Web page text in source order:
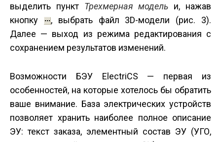
выделить пункт Трехмерная модель и, нажав
кнопку
, выбрать файл 3D-модели (рис. 3).
Далее — выход из режима редактирования с
сохранением результатов изменений.
Возможности БЭУ ElectriCS — первая из
особенностей, на которые хотелось бы обратить
ваше внимание. База электрических устройств
позволяет хранить наиболее полное описание
ЭУ: текст заказа, элементный состав ЭУ (УГО,